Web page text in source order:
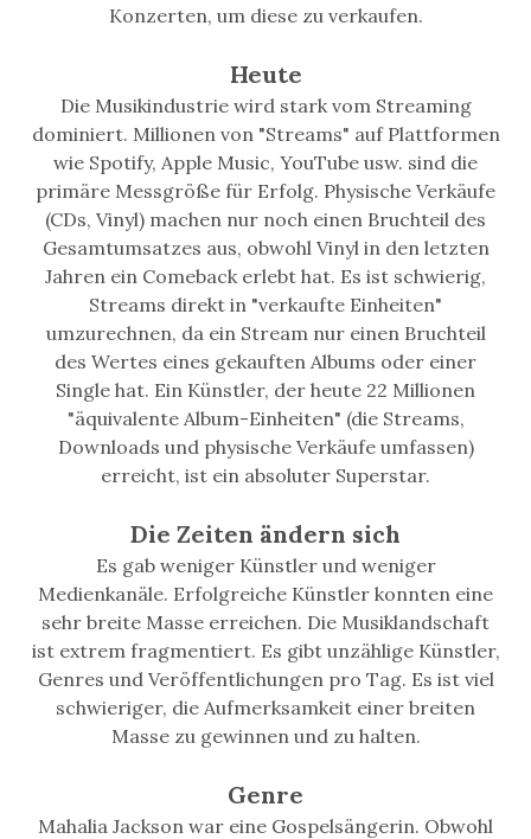
Konzerten, um diese zu verkaufen.
Heute
Die Musikindustrie wird stark vom Streaming
dominiert. Millionen von "Streams" auf Plattformen
wie Spotify, Apple Music, YouTube usw. sind die
primäre Messgröße für Erfolg. Physische Verkäufe
(CDs, Vinyl) machen nur noch einen Bruchteil des
Gesamtumsatzes aus, obwohl Vinyl in den letzten
Jahren ein Comeback erlebt hat. Es ist schwierig,
Streams direkt in "verkaufte Einheiten"
umzurechnen, da ein Stream nur einen Bruchteil
des Wertes eines gekauften Albums oder einer
Single hat. Ein Künstler, der heute 22 Millionen
"äquivalente Album-Einheiten" (die Streams,
Downloads und physische Verkäufe umfassen)
erreicht, ist ein absoluter Superstar.
Die Zeiten ändern sich
Es gab weniger Künstler und weniger
Medienkanäle. Erfolgreiche Künstler konnten eine
sehr breite Masse erreichen. Die Musiklandschaft
ist extrem fragmentiert. Es gibt unzählige Künstler,
Genres und Veröffentlichungen pro Tag. Es ist viel
schwieriger, die Aufmerksamkeit einer breiten
Masse zu gewinnen und zu halten.
Genre
Mahalia Jackson war eine Gospelsängerin. Obwohl